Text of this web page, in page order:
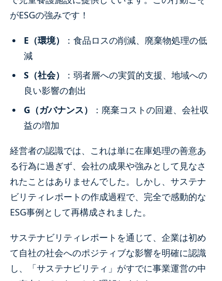
がESGの強みです！
E（環境）
：食品ロスの削減、廃棄物処理の低
減
S（社会）
：弱者層への実質的支援、地域への
良い影響の創出
G（ガバナンス）
：廃棄コストの回避、会社収
益の増加
経営者の認識では、これは単に在庫処理の善意あ
る行為に過ぎず、会社の成果や強みとして見なさ
れたことはありませんでした。しかし、サステナ
ビリティレポートの作成過程で、完全で感動的な
ESG事例として再構成されました。
サステナビリティレポートを通じて、企業は初め
て自社の社会へのポジティブな影響を明確に認識
し、「サステナビリティ」がすでに事業運営の中